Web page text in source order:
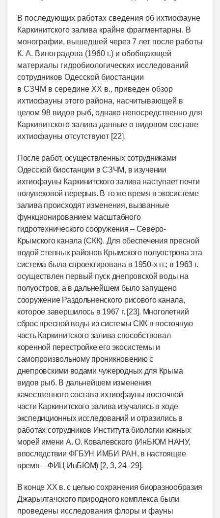
В последующих работах сведения об ихтиофауне
Каркинитского залива крайне фрагментарны. В
монографии, вышедшей через 7 лет после работы
К. А. Виноградова (1960 г.) и обобщающей
материалы гидробиологических исследований
сотрудников Одесской биостанции
в СЗЧМ в середине XX в., приведен обзор
ихтиофауны этого района, насчитывающей в
целом 98 видов рыб, однако непосредственно для
Каркинитского залива данные о видовом составе
ихтиофауны отсутствуют [22].
После работ, осуществленных сотрудниками
Одесской биостанции в СЗЧМ, в изучении
ихтиофауны Каркинитского залива наступает почти
полувековой перерыв. В то же время в экосистеме
залива происходят изменения, вызванные
функционированием масштабного
гидротехнического сооружения – Северо-
Крымского канала (СКК). Для обеспечения пресной
водой степных районов Крымского полуострова эта
система была спроектирована в 1950-х гг.; в 1963 г.
осуществлен первый пуск днепровской воды на
полуостров, а в дальнейшем было запущено
сооружение Раздольненского рисового канала,
которое завершилось в 1967 г. [23]. Многолетний
сброс пресной воды из системы СКК в восточную
часть Каркинитского залива способствовал
коренной перестройке его экосистемы и
самопроизвольному проникновению с
днепровскими водами чужеродных для Крыма
видов рыб. В дальнейшем изменения
качественного состава ихтиофауны восточной
части Каркинитского залива изучались в ходе
экспедиционных исследований и отразились в
работах сотрудников Института биологии южных
морей имени А. О. Ковалевского (ИнБЮМ НАНУ,
впоследствии ФГБУН ИМБИ РАН, в настоящее
время – ФИЦ ИнБЮМ) [2, 3, 24–29].
В конце XX в. с целью сохранения биоразнообразия
Джарылгачского природного комплекса были
проведены исследования флоры и фауны